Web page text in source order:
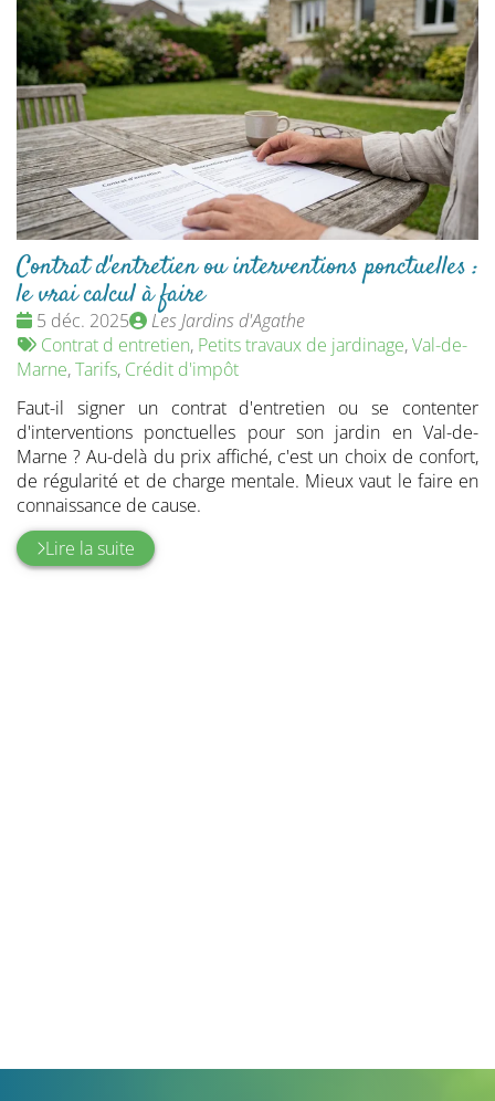
Contrat d'entretien ou interventions ponctuelles :
le vrai calcul à faire
Date
:
5 déc. 2025
Publié
par
Les Jardins d'Agathe
Tags
:
Contrat d entretien, Petits travaux de jardinage,Val-de-
Marne,Tarifs, Crédit d'impôt
Faut-il signer un contrat d'entretien ou se contenter
d'interventions ponctuelles pour son jardin en Val-de-
Marne ? Au-delà du prix affiché, c'est un choix de confort,
de régularité et de charge mentale. Mieux vaut le faire en
connaissance de cause.
Lire la suite